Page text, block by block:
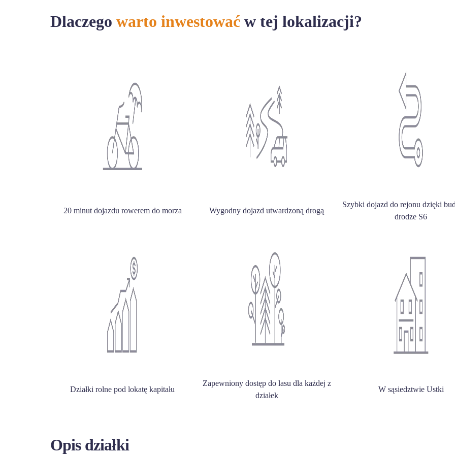
Dlaczego warto inwestować w tej lokalizacji?
20 minut dojazdu rowerem do morza Wygodny dojazd utwardzoną drogą
Szybki dojazd do rejonu dzięki
drodze S6
Działki rolne pod lokatę kapitału
Zapewniony dostęp do lasu dla każdej z
działek
W sąsiedztwie Ustki
Opis działki